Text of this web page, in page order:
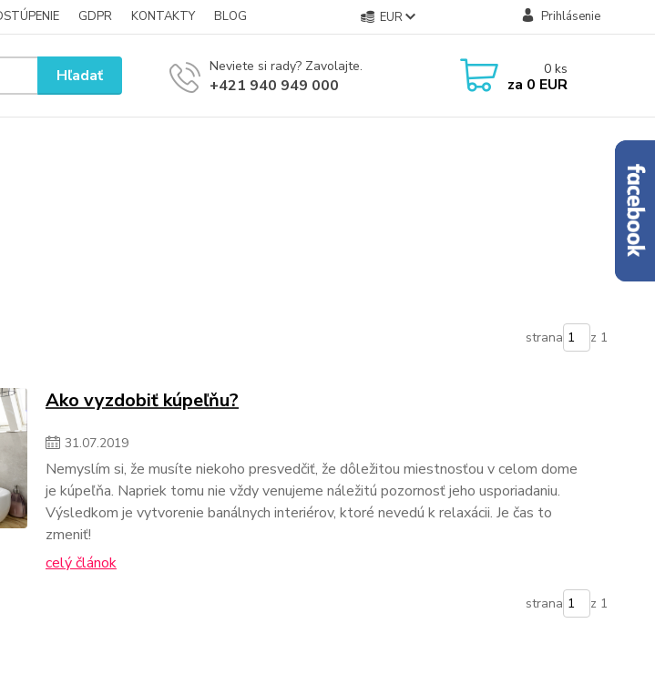
GDPR KONTAKTY BLOG EUR Prihlásenie
Hľadať Neviete si rady? Zavolajte.
+421 940 949 000
0 ks
za 0 EUR
strana z 1
Ako vyzdobiť kúpeľňu?
31.07.2019
Nemyslím si, že musíte niekoho presvedčiť, že dôležitou miestnosťou v celom dome
je kúpeľňa. Napriek tomu nie vždy venujeme náležitú pozornosť jeho usporiadaniu.
Výsledkom je vytvorenie banálnych interiérov, ktoré nevedú k relaxácii. Je čas to
zmeniť!
celý článok
strana z 1